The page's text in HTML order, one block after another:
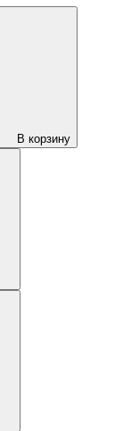
В корзину